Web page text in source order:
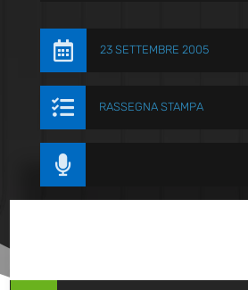
 23 SETTEMBRE 2005
 RASSEGNA STAMPA
